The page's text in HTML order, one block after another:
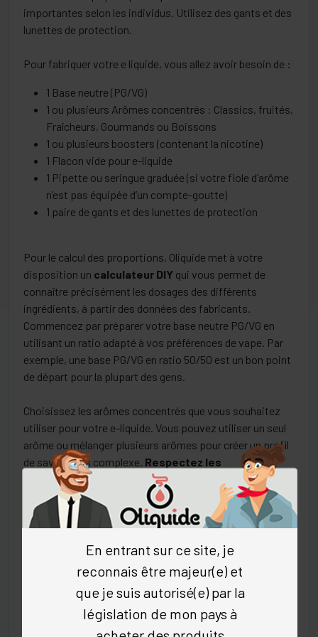
nous avons mis en place la remise d’achat en volume. Ce
système vous permet de choisir autant de eliquides
possible.
importantes selon les individus. Utilisez des gants et des
lunettes de protection.
Pour fabriquer votre e liquide, vous allez avoir besoin de :
1 Base neutre (PG/VG)
1 ou plusieurs Arômes concentrés : Classics, fruités,
Fraîcheurs, Gourmands ou Boissons
1 ou plusieurs boosters (contenant la nicotine)
1 Flacon vide pour e-liquide
1 Pipette ou seringue graduée (si votre fiole d’arôme
n’est pas équipée d’un compte-goutte)
1 paire de gants et des lunettes de protection
Pour le calcul des proportions, Oliquide met à votre
disposition un calculateur DIY qui vous permet de
connaître précisément les dosages des différents
ingrédients, à partir des données des fabricants.
Commencez par préparer votre base neutre PG/VG en
utilisant un ratio adapté à vos préférences de vape. Par
exemple, une base PG/VG en ratio 50/50 est un bon point
de départ pour la plupart des gens.
Choisissez les arômes concentrés que vous souhaitez
utiliser pour votre e-liquide. Vous pouvez utiliser un seul
arôme ou mélanger plusieurs arômes pour créer un profil
de saveur plus complexe. Respectez les
recommandations du fabricant
pour le dosage de
l’arôme, qui est généralement exprimé en pourcentage ou
en gouttes par millilitre. Oliquide propose un grand choix
d’arômes parmi lesquels vous trouverez forcément votre
bonheur. Que ce soit chez Bioconcept, la collection
Dingovap de H2O, DIYlicious de Vaponaute, les
Convoitises de VDLV, Halo ou les arômes de Cirkus ou
encore de Tjuice ou Vampire Vape. Ce sont plus de 150
arômes différents. Et surtout, pensez à noter la
concentration utilisée, ce qui vous permettra de
En entrant sur ce site, je
reconnais être majeur(e) et
que je suis autorisé(e) par la
législation de mon pays à